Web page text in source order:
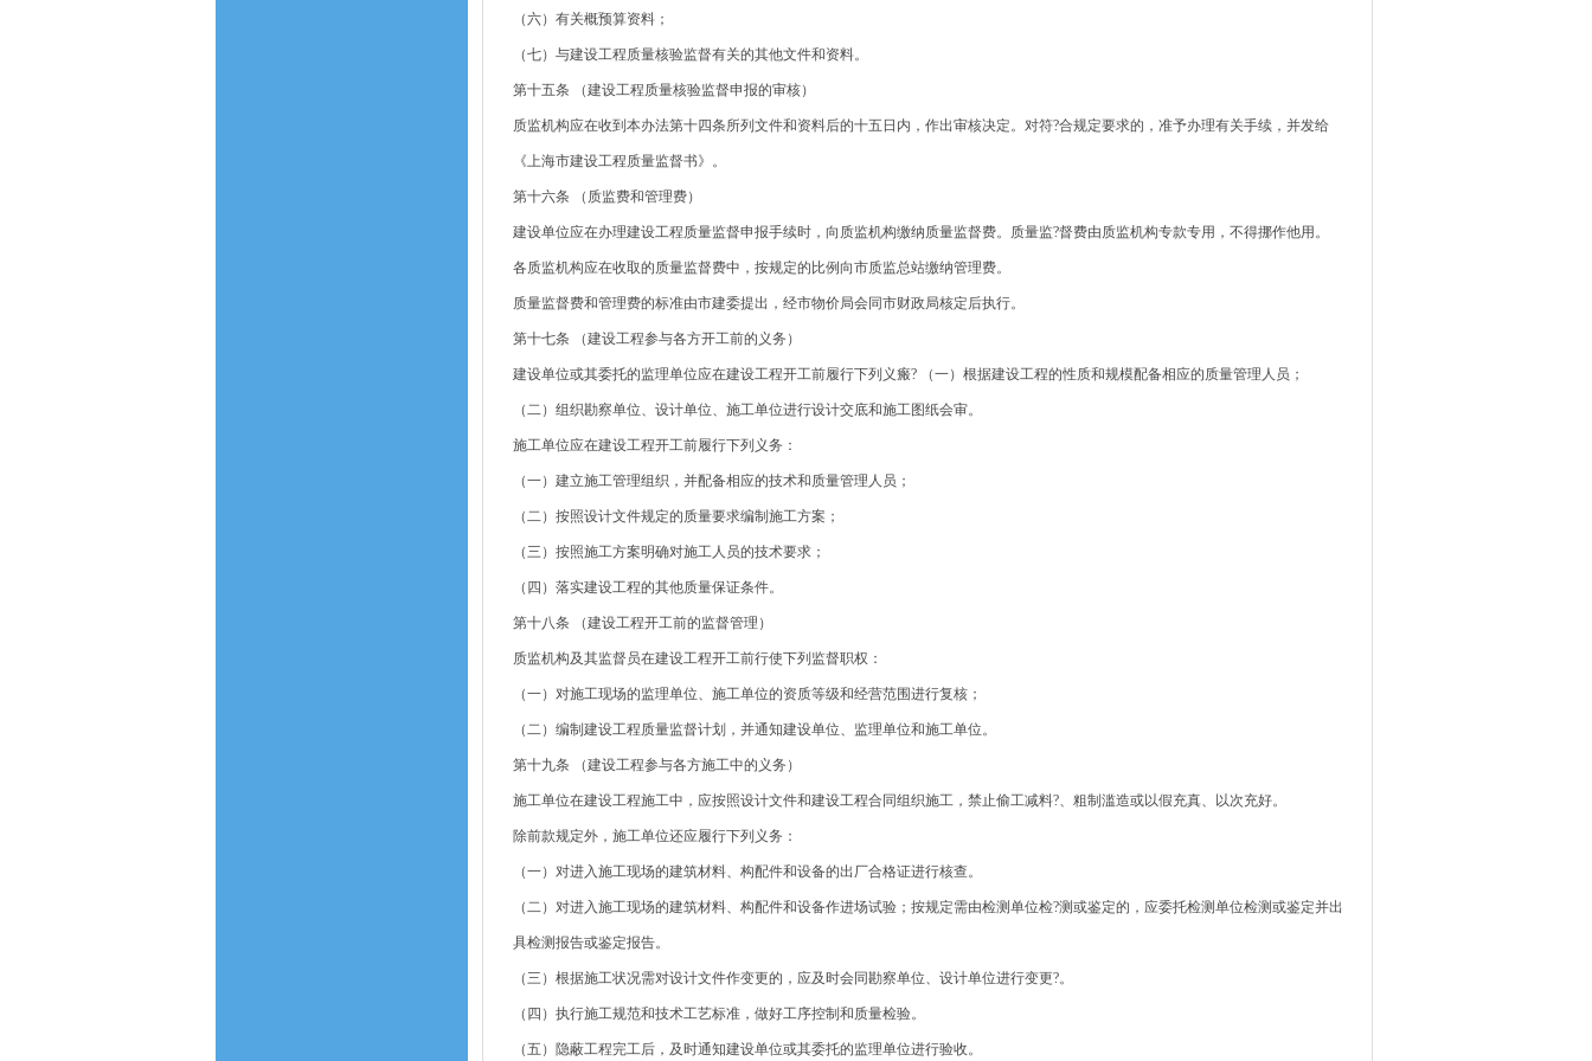
（六）有关概预算资料；
（七）与建设工程质量核验监督有关的其他文件和资料。
第十五条 （建设工程质量核验监督申报的审核）
质监机构应在收到本办法第十四条所列文件和资料后的十五日内，作出审核决定。对符?合规定要求的，准予办理有关手续，并发给
《上海市建设工程质量监督书》。
第十六条 （质监费和管理费）
建设单位应在办理建设工程质量监督申报手续时，向质监机构缴纳质量监督费。质量监?督费由质监机构专款专用，不得挪作他用。
各质监机构应在收取的质量监督费中，按规定的比例向市质监总站缴纳管理费。
质量监督费和管理费的标准由市建委提出，经市物价局会同市财政局核定后执行。
第十七条 （建设工程参与各方开工前的义务）
建设单位或其委托的监理单位应在建设工程开工前履行下列义瘢? （一）根据建设工程的性质和规模配备相应的质量管理人员；
（二）组织勘察单位、设计单位、施工单位进行设计交底和施工图纸会审。
施工单位应在建设工程开工前履行下列义务：
（一）建立施工管理组织，并配备相应的技术和质量管理人员；
（二）按照设计文件规定的质量要求编制施工方案；
（三）按照施工方案明确对施工人员的技术要求；
（四）落实建设工程的其他质量保证条件。
第十八条 （建设工程开工前的监督管理）
质监机构及其监督员在建设工程开工前行使下列监督职权：
（一）对施工现场的监理单位、施工单位的资质等级和经营范围进行复核；
（二）编制建设工程质量监督计划，并通知建设单位、监理单位和施工单位。
第十九条 （建设工程参与各方施工中的义务）
施工单位在建设工程施工中，应按照设计文件和建设工程合同组织施工，禁止偷工减料?、粗制滥造或以假充真、以次充好。
除前款规定外，施工单位还应履行下列义务：
（一）对进入施工现场的建筑材料、构配件和设备的出厂合格证进行核查。
（二）对进入施工现场的建筑材料、构配件和设备作进场试验；按规定需由检测单位检?测或鉴定的，应委托检测单位检测或鉴定并出
具检测报告或鉴定报告。
（三）根据施工状况需对设计文件作变更的，应及时会同勘察单位、设计单位进行变更?。
（四）执行施工规范和技术工艺标准，做好工序控制和质量检验。
（五）隐蔽工程完工后，及时通知建设单位或其委托的监理单位进行验收。